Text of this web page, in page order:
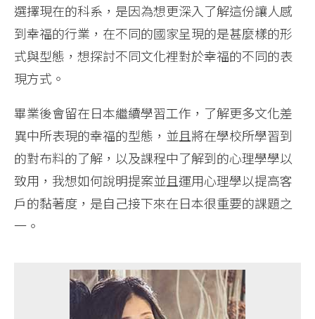
選擇現在的科系，是因為想更深入了解這份讓人感
到幸福的行業，在不同的國家呈現的是甚麼樣的形
式與型態，想探討不同文化裡對於幸福的不同的表
現方式。
畢業後會留在日本繼續學習工作，了解更多文化差
異中所表現的幸福的型態，並且將在學校所學習到
的對布料的了解，以及課程中了解到的心理學學以
致用，我想如何說明提案並且運用心理學以提高客
戶的黏著度，是自己接下來在日本很重要的課題之
一。